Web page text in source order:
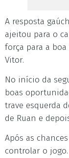
A resposta
ajeitou para o
força para a
Vitor.
No início da
boas
trave esquerda
de Ruan e
Após as
controlar o